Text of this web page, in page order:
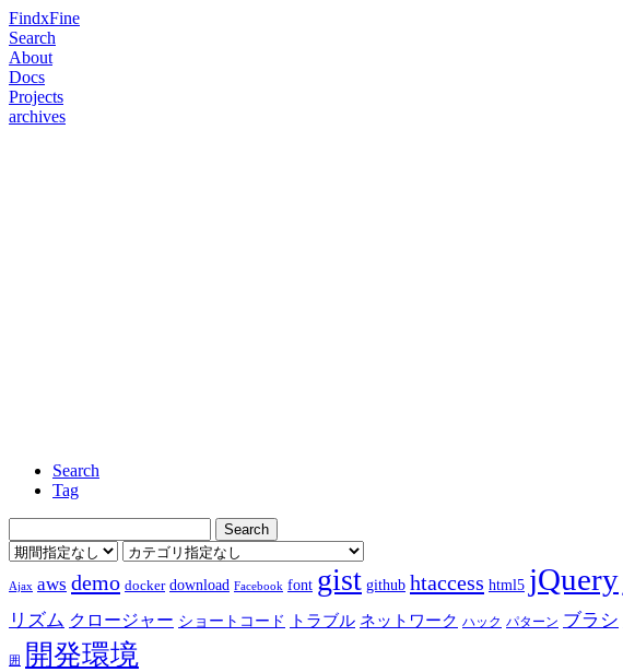
FindxFine
Search
About
Docs
Projects
archives
Search
Tag
Ajax aws demo docker download Facebook font gist github htaccess html5 jQuery
リズム クロージャー ショートコード トラブル ネットワーク ハック パターン ブラシ
囲 開発環境